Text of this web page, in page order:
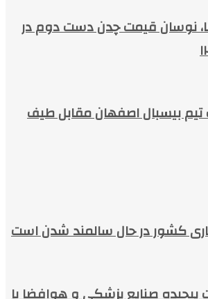
نوسان قیمت چدن دست دوم در
بیسبال اصفهان مقابل طیف
کشور در حال سالمند شدن است
پیچیده صنایع پزشکی و هوافضا با